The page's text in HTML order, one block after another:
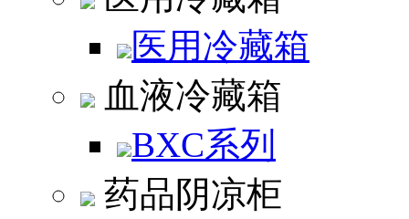
医用冷藏箱
血液冷藏箱
BXC系列
药品阴凉柜